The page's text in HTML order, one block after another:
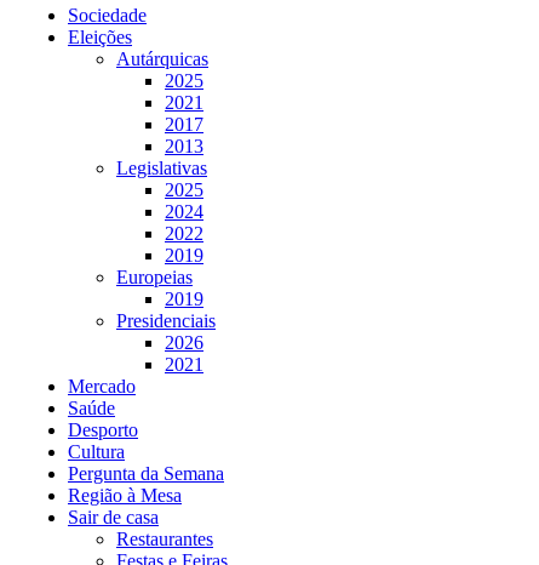
Sociedade
Eleições
Autárquicas
2025
2021
2017
2013
Legislativas
2025
2024
2022
2019
Europeias
2019
Presidenciais
2026
2021
Mercado
Saúde
Desporto
Cultura
Pergunta da Semana
Região à Mesa
Sair de casa
Restaurantes
Festas e Feiras